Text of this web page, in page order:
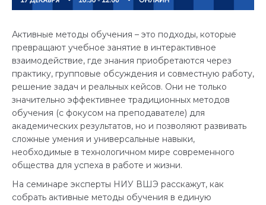
Активные методы обучения – это подходы, которые
превращают учебное занятие в интерактивное
взаимодействие, где знания приобретаются через
практику, групповые обсуждения и совместную работу,
решение задач и реальных кейсов. Они не только
значительно эффективнее традиционных методов
обучения (с фокусом на преподавателе) для
академических результатов, но и позволяют развивать
сложные умения и универсальные навыки,
необходимые в технологичном мире современного
общества для успеха в работе и жизни.
На семинаре эксперты НИУ ВШЭ расскажут, как
собрать активные методы обучения в единую